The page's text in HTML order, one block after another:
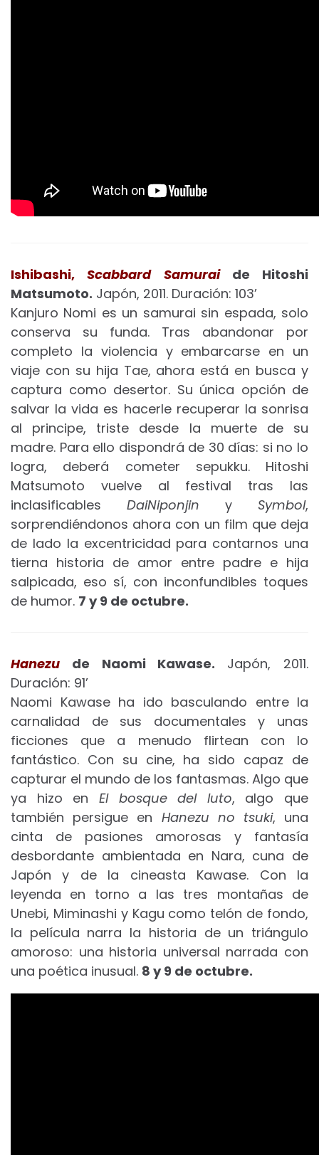
Ishibashi,Scabbard Samuraide Hitoshi
Matsumoto. Japón, 2011. Duración: 103’
Kanjuro Nomi es un samurai sin espada, solo
conserva su funda. Tras abandonar por
completo la violencia y embarcarse en un
viaje con su hija Tae, ahora está en busca y
captura como desertor. Su única opción de
salvar la vida es hacerle recuperar la sonrisa
al principe, triste desde la muerte de su
madre. Para ello dispondrá de 30 días: si no lo
logra, deberá cometer sepukku. Hitoshi
Matsumoto vuelve al festival tras las
inclasificables DaiNiponjin y Symbol,
sorprendiéndonos ahora con un film que deja
de lado la excentricidad para contarnos una
tierna historia de amor entre padre e hija
salpicada, eso sí, con inconfundibles toques
de humor. 7 y 9 de octubre.
Hanezu de Naomi Kawase. Japón, 2011.
Duración: 91’
Naomi Kawase ha ido basculando entre la
carnalidad de sus documentales y unas
ficciones que a menudo flirtean con lo
fantástico. Con su cine, ha sido capaz de
capturar el mundo de los fantasmas. Algo que
ya hizo en El bosque del luto, algo que
también persigue en Hanezu no tsuki, una
cinta de pasiones amorosas y fantasía
desbordante ambientada en Nara, cuna de
Japón y de la cineasta Kawase. Con la
leyenda en torno a las tres montañas de
Unebi, Miminashi y Kagu como telón de fondo,
la película narra la historia de un triángulo
amoroso: una historia universal narrada con
una poética inusual. 8 y 9 de octubre.